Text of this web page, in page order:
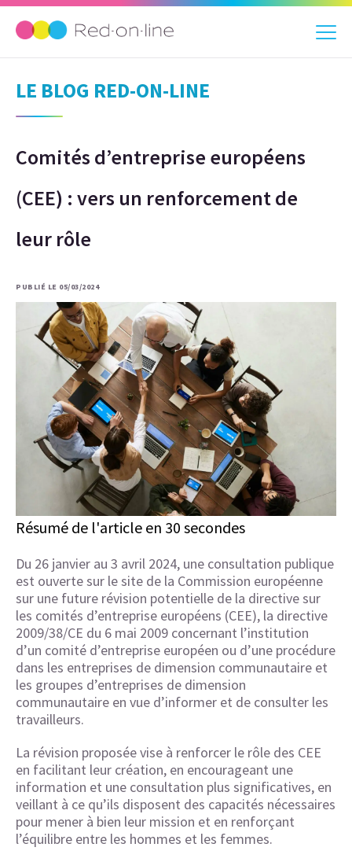
LE BLOG RED-ON-LINE
Comités d’entreprise européens
(CEE) : vers un renforcement de
leur rôle
PUBLIÉ LE 05/03/2024
Résumé de l'article en 30 secondes
Du 26 janvier au 3 avril 2024, une consultation publique
est ouverte sur le site de la Commission européenne
sur une future révision potentielle de la directive sur
les comités d’entreprise européens (CEE), la directive
2009/38/CE du 6 mai 2009 concernant l’institution
d’un comité d’entreprise européen ou d’une procédure
dans les entreprises de dimension communautaire et
les groupes d’entreprises de dimension
communautaire en vue d’informer et de consulter les
travailleurs.
La révision proposée vise à renforcer le rôle des CEE
en facilitant leur création, en encourageant une
information et une consultation plus significatives, en
veillant à ce qu’ils disposent des capacités nécessaires
pour mener à bien leur mission et en renforçant
l’équilibre entre les hommes et les femmes.